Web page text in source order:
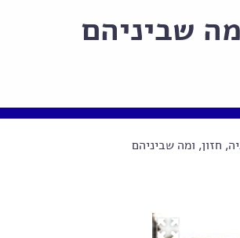
שביניהם
חזון, ומה שביניהם